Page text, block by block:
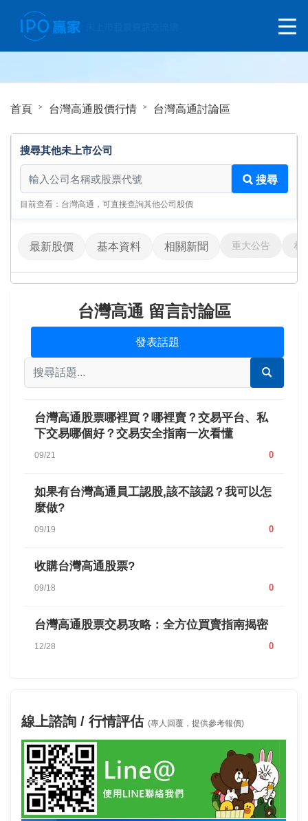
首頁 台灣高通股價行情 台灣高通討論區
搜尋其他未上市公司
搜尋其他未上市公司
搜尋
目前查看：台灣高通，可直接查詢其他公司股價
最新股價 基本資料 相關新聞 重大公告 相
台灣高通 留言討論區
發表話題
台灣高通股票哪裡買？哪裡賣？交易平台、私
下交易哪個好？交易安全指南一次看懂
09/21 0
如果有台灣高通員工認股,該不該認？我可以怎
麼做?
09/19 0
收購台灣高通股票?
09/18 0
台灣高通股票交易攻略：全方位買賣指南揭密
12/28 0
線上諮詢 / 行情評估 (專人回覆，提供參考報價)